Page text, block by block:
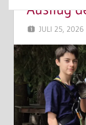
Ausflug
JULI 25, 2026